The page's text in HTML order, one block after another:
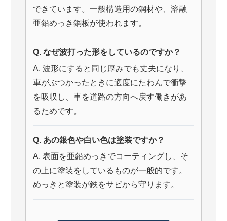
できています。一般構造用の鋼材や、溶融
亜鉛めっき鋼板が使われます。
Q. なぜ波打った形をしているのですか？
A. 波形にすると同じ厚みでも丈夫になり、
車がぶつかったときに適度にたわんで衝撃
を吸収し、車を道路の方向へ戻す働きがあ
るためです。
Q. あの銀色や白い色は塗装ですか？
A. 表面を亜鉛めっきでコーティングし、そ
の上に塗装をしているものが一般的です。
めっきと塗装が鉄をサビから守ります。